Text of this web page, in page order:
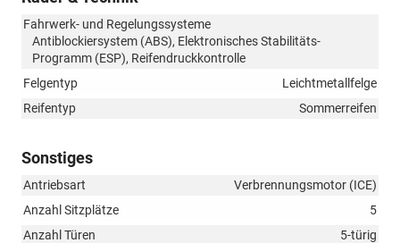
Fahrwerk- und Regelungssysteme
Antiblockiersystem (ABS), Elektronisches Stabilitäts-
Programm (ESP), Reifendruckkontrolle
Felgentyp
Leichtmetallfelge
Reifentyp
Sommerreifen
Sonstiges
Antriebsart
Verbrennungsmotor (ICE)
Anzahl Sitzplätze
5
Anzahl Türen
5-türig